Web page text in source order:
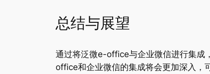
总结与展望
通过将泛微e-office与企业微信进行集成
office和企业微信的集成将会更加深入，